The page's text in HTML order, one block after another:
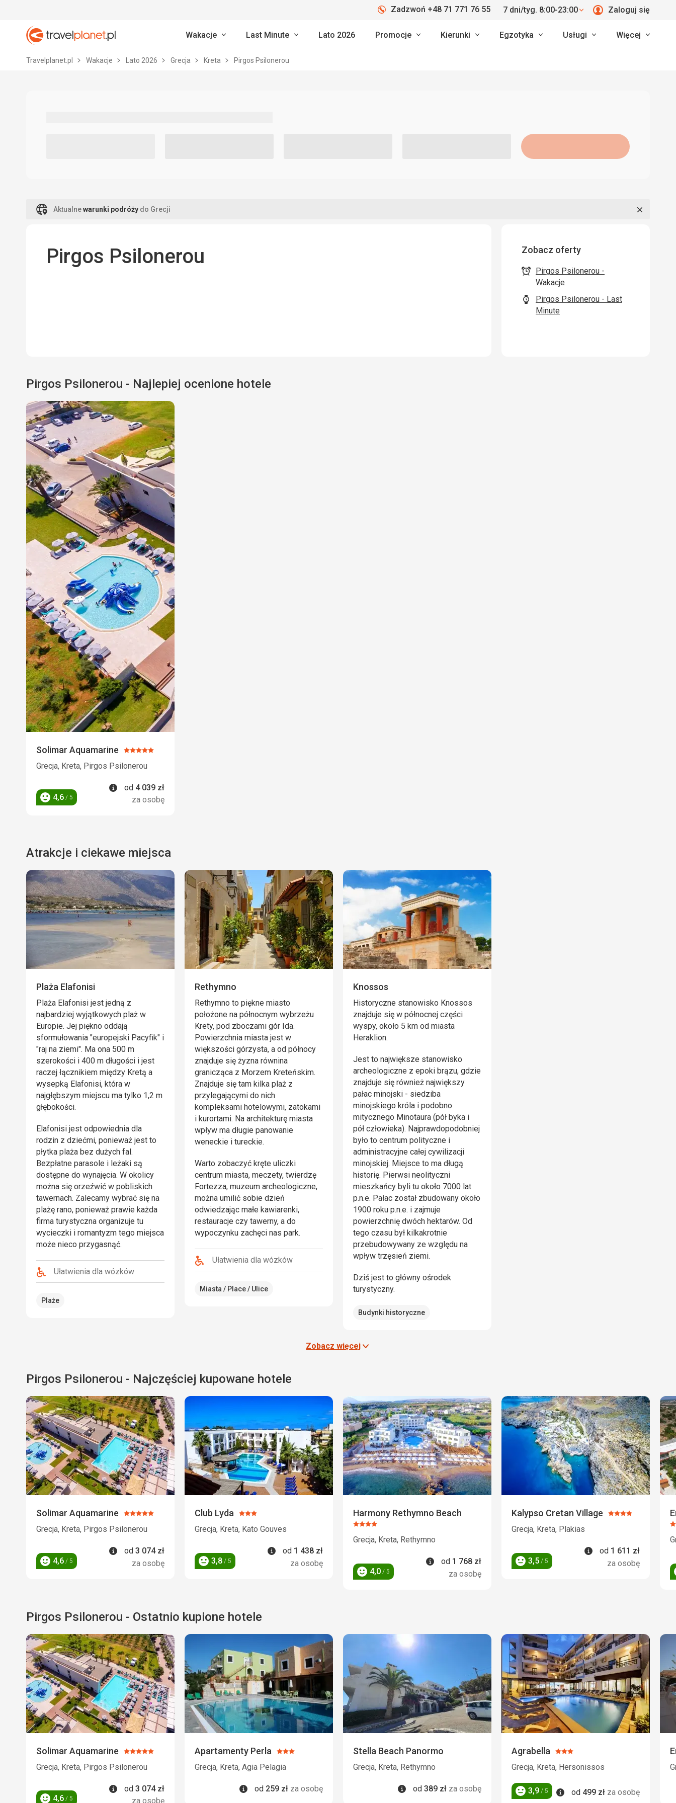
Travelplanet.pl
Zadzwoń +48 71 771 76 55 7 dni/tyg. 8:00-23:00 Zaloguj się
Wakacje Last Minute Lato 2026 Promocje Kierunki Egzotyka Usługi Więcej
Travelplanet.pl Wakacje Lato 2026 Grecja Kreta Pirgos Psilonerou
Aktualnewarunki podróży do Grecji
Pirgos Psilonerou Zobacz oferty
Pirgos Psilonerou -
Wakacje
Pirgos Psilonerou - Last
Minute
Pirgos Psilonerou - Najlepiej ocenione hotele
Solimar Aquamarine Ocena:
5/5
Grecja, Kreta, Pirgos Psilonerou
Ocena
4,6 / 5
Informacje
od 4 039 zł
za osobę
Atrakcje i ciekawe miejsca
Plaża Elafonisi
Plaża Elafonisi jest jedną z
najbardziej wyjątkowych plaż w
Europie. Jej piękno oddają
sformułowania "europejski Pacyfik" i
"raj na ziemi". Ma ona 500 m
szerokości i 400 m długości i jest
raczej łącznikiem między Kretą a
wysepką Elafonisi, która w
najgłębszym miejscu ma tylko 1,2 m
głębokości.
Elafonisi jest odpowiednia dla
rodzin z dziećmi, ponieważ jest to
płytka plaża bez dużych fal.
Bezpłatne parasole i leżaki są
dostępne do wynajęcia. W okolicy
można się orzeźwić w pobliskich
tawernach. Zalecamy wybrać się na
plażę rano, ponieważ prawie każda
firma turystyczna organizuje tu
wycieczki i romantyzm tego miejsca
może nieco przygasnąć.
Ułatwienia dla wózków
Plaże
Rethymno
Rethymno to piękne miasto
położone na północnym wybrzeżu
Krety, pod zboczami gór Ida.
Powierzchnia miasta jest w
większości górzysta, a od północy
znajduje się żyzna równina
granicząca z Morzem Kreteńskim.
Znajduje się tam kilka plaż z
przylegającymi do nich
kompleksami hotelowymi, zatokami
i kurortami. Na architekturę miasta
wpływ ma długie panowanie
weneckie i tureckie.
Warto zobaczyć kręte uliczki
centrum miasta, meczety, twierdzę
Fortezza, muzeum archeologiczne,
można umilić sobie dzień
odwiedzając małe kawiarenki,
restauracje czy tawerny, a do
wypoczynku zachęci nas park.
Ułatwienia dla wózków
Miasta / Place / Ulice
Knossos
Historyczne stanowisko Knossos
znajduje się w północnej części
wyspy, około 5 km od miasta
Heraklion.
Jest to największe stanowisko
archeologiczne z epoki brązu, gdzie
znajduje się również największy
pałac minojski - siedziba
minojskiego króla i podobno
mitycznego Minotaura (pół byka i
pół człowieka). Najprawdopodobniej
było to centrum polityczne i
administracyjne całej cywilizacji
minojskiej. Miejsce to ma długą
historię. Pierwsi neolityczni
mieszkańcy byli tu około 7000 lat
p.n.e. Pałac został zbudowany około
1900 roku p.n.e. i zajmuje
powierzchnię dwóch hektarów. Od
tego czasu był kilkakrotnie
przebudowywany ze względu na
wpływ trzęsień ziemi.
Dziś jest to główny ośrodek
turystyczny.
Budynki historyczne
Zobacz więcej
Pirgos Psilonerou - Najczęściej kupowane hotele
Solimar Aquamarine Ocena:
5/5
Grecja, Kreta, Pirgos Psilonerou
Ocena
4,6 / 5
Informacje
od 3 074zł
za osobę
Club Lyda Ocena:
3/5
Grecja, Kreta, Kato Gouves
Ocena
3,8 / 5
Informacje
od 1 438 zł
za osobę
Harmony Rethymno Beach
Ocena:
4/5
Grecja, Kreta, Rethymno
Ocena
4,0 / 5
Informacje
od 1 768 zł
za osobę
Kalypso Cretan Village Ocena:
Grecja, Kreta, Plakias
Ocena
3,5 / 5
Informacje
od 1 611 zł
za osobę
Pirgos Psilonerou - Ostatnio kupione hotele
Solimar Aquamarine Ocena:
5/5
Grecja, Kreta, Pirgos Psilonerou
4,6 / 5
Informacje
od 3 074zł
za osobę
Apartamenty Perla Ocena:
3/5
Grecja, Kreta, Agia Pelagia
Informacje
od 259 zł za osobę
Stella Beach Panormo
Grecja, Kreta, Rethymno
Informacje
od 389 zł za osobę
Agrabella Ocena:
3/5
Grecja, Kreta, Hersonissos
Ocena
3,9 / 5 Informacje
od 499 zł za osobę